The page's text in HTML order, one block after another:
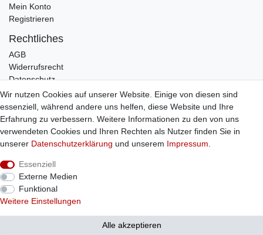
Mein Konto
Registrieren
Rechtliches
AGB
Widerrufsrecht
Datenschutz
Impressum
Infos
Zahlung / Versand
Individuelle Anfertigung
Bestellung widerrufen
Wir nutzen Cookies auf unserer Website. Einige von diesen sind
essenziell, während andere uns helfen, diese Website und Ihre
Erfahrung zu verbessern. Weitere Informationen zu den von uns
verwendeten Cookies und Ihren Rechten als Nutzer finden Sie in
unserer Daten­schutz­erklärung und unserem Impressum
Essenziell
Externe Medien
Funktional
Weitere Einstellungen
Alle akzeptieren
© Copyright 2026 Sticker Shop Strerath